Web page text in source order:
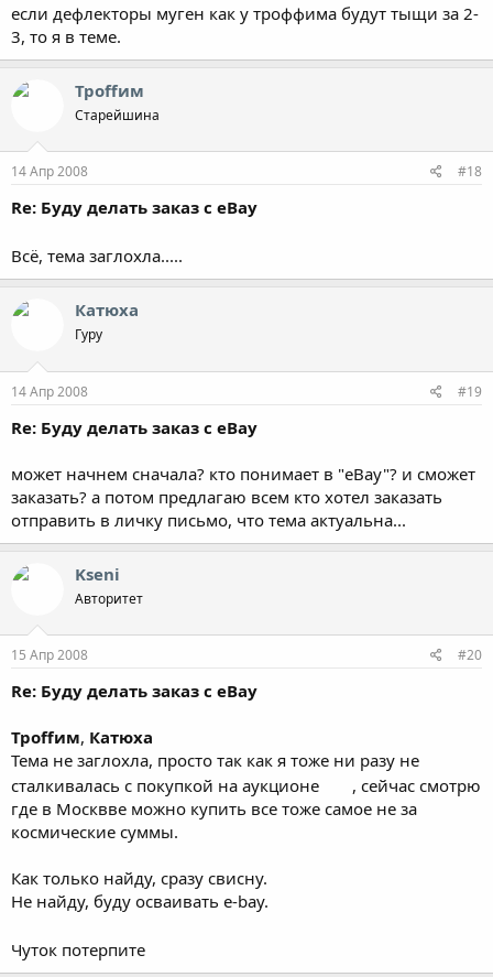
если дефлекторы муген как у троффима будут тыщи за 2-
3, то я в теме.
Троffим
Старейшина
14 Апр 2008 #18
Re: Буду делать заказ с eBay
Всё, тема заглохла.....
Катюха
Гуру
14 Апр 2008 #19
Re: Буду делать заказ с eBay
может начнем сначала? кто понимает в "eBay"? и сможет
заказать? а потом предлагаю всем кто хотел заказать
отправить в личку письмо, что тема актуальна...
Kseni
Авторитет
15 Апр 2008 #20
Re: Буду делать заказ с eBay
Троffим, Катюха
Тема не заглохла, просто так как я тоже ни разу не
сталкивалась с покупкой на аукционе
, сейчас смотрю
где в Москвве можно купить все тоже самое не за
космические суммы.
Как только найду, сразу свисну.
Не найду, буду осваивать e-bay.
Чуток потерпите